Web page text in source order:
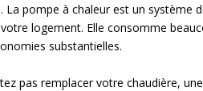
pompe à chaleur est un système
logement. Elle consomme
substantielles.
pas remplacer votre chaudière,